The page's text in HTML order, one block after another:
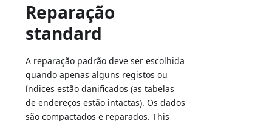
Reparação
standard
A reparação padrão deve ser escolhida
quando apenas alguns registos ou
índices estão danificados (as tabelas
de endereços estão intactas). Os dados
são compactados e reparados. This